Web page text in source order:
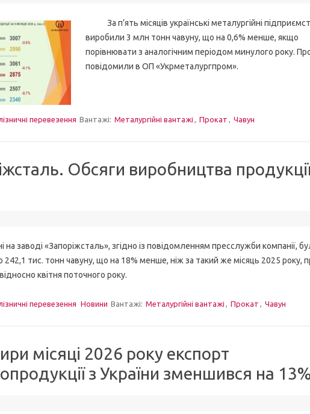
За п’ять місяців українські металургійні
виробили 3 млн тонн чавуну, що на 0,6% менше, якщо
порівнювати з аналогічним періодом минулого року.
повідомили в ОП «Укрметалургпром».
перевезення Вантажі: Металургійні вантажі , Прокат , Чавун
Обсяги виробництва
заводі «Запоріжсталь», згідно із повідомленням пресслужби компанії,
242,1 тис. тонн чавуну, що на 18% менше, ніж за такий же місяць 2025 року,
квітня поточного року.
перевезення Новини Вантажі: Металургійні вантажі , Прокат , Чавун
місяці 2026 року експорт
з України зменшився на